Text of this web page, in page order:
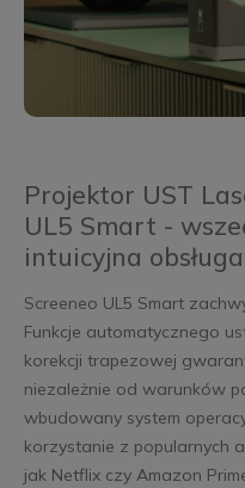
Projektor UST
UL5 Smart -
intuicyjna obsługa
Screeneo UL5 Smart
Funkcje automatycznego
korekcji trapezowej
niezależnie od warunków
wbudowany system
korzystanie z popularnych
jak Netflix czy Amazon